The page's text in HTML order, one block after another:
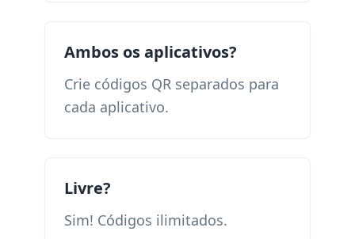
Ambos os aplicativos?
Crie códigos QR separados para
cada aplicativo.
Livre?
Sim! Códigos ilimitados.